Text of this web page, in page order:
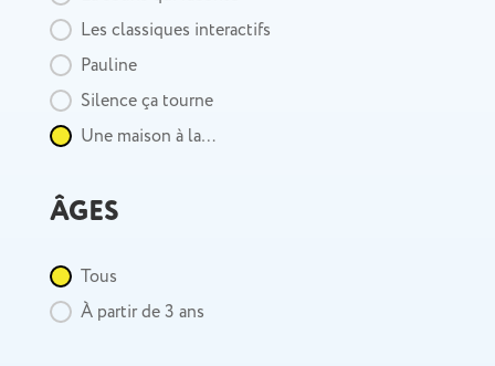
Les classiques interactifs
Pauline
Silence ça tourne
Une maison à la…
ÂGES
ÂgeTous
À partir de 3 ans